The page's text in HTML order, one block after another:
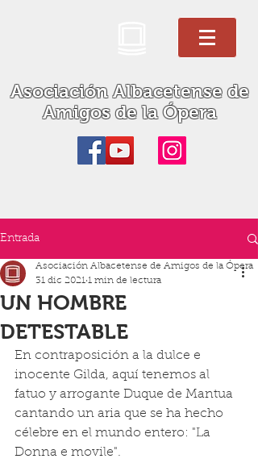
Asociación Albacetense de
Amigos de la Ópera
Entrada
UN HOMBRE
DETESTABLE
Asociación Albacetense de Amigos de la Ópera
31 dic 2021 1 min de lectura
En contraposición a la dulce e
inocente Gilda, aquí tenemos al
fatuo y arrogante Duque de Mantua
cantando un aria que se ha hecho
célebre en el mundo entero: "La
Donna e movile".